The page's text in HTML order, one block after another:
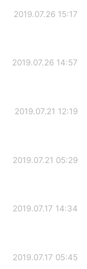
2019.07.26 15:17
2019.07.26 14:57
2019.07.21 12:19
2019.07.21 05:29
2019.07.17 14:34
2019.07.17 05:45